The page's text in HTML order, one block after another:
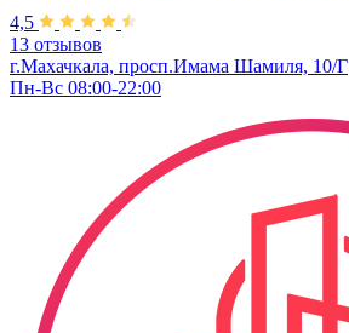
4,5
13 отзывов
г.Махачкала, просп.Имама Шамиля, 10/Г
Пн-Вс 08:00-22:00